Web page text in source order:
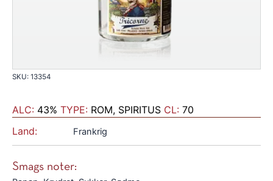
SKU: 13354
ALC: 43% TYPE: ROM, SPIRITUS CL: 70
Land:
Frankrig
Smags noter: